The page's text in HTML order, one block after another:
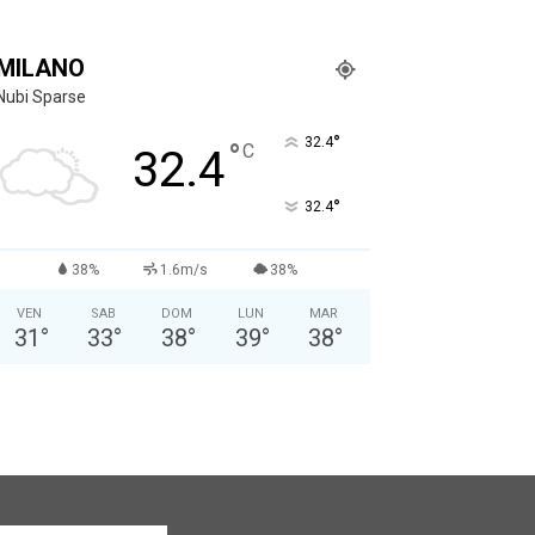
Sparse
32.4°C 32.4°
32.4°
38% 1.6m/s 38%
VEN
31 °
SAB
33°
DOM
38°
LUN
39°
MAR
38°